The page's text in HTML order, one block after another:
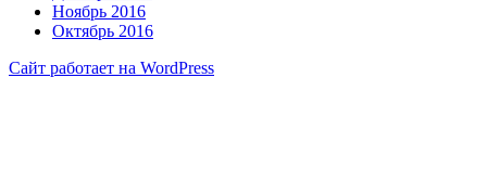
Ноябрь 2016
Октябрь 2016
Сайт работает на WordPress